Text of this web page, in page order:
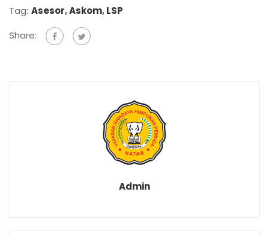
Tag: Asesor,Askom,LSP
Share:
Admin